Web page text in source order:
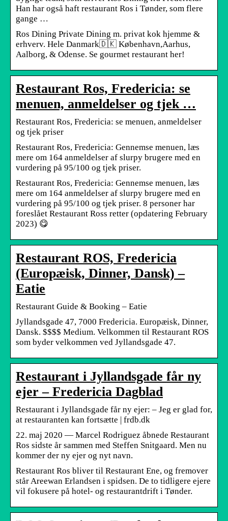
Han har også haft restaurant Ros i Tønder, som flere
gange …
Ros Dining Private Dining m. privat kok hjemme &
erhverv. Hele Danmark🇩🇰 København,Aarhus,
Aalborg, & Odense. Se gourmet restaurant her!
Restaurant Ros, Fredericia: se
menuen, anmeldelser og tjek …
Restaurant Ros, Fredericia: se menuen, anmeldelser
og tjek priser
Restaurant Ros, Fredericia: Gennemse menuen, læs
mere om 164 anmeldelser af slurpy brugere med en
vurdering på 95/100 og tjek priser.
Restaurant Ros, Fredericia: Gennemse menuen, læs
mere om 164 anmeldelser af slurpy brugere med en
vurdering på 95/100 og tjek priser. 8 personer har
foreslået Restaurant Ross retter (opdatering February
2023) 😋
Restaurant ROS, Fredericia
(Europæisk, Dinner, Dansk) –
Eatie
Restaurant Guide & Booking – Eatie
Jyllandsgade 47, 7000 Fredericia. Europæisk, Dinner,
Dansk. $$$$ Medium. Velkommen til Restaurant ROS
som byder velkommen ved Jyllandsgade 47.
Restaurant i Jyllandsgade får ny
ejer – Fredericia Dagblad
Restaurant i Jyllandsgade får ny ejer: – Jeg er glad for,
at restauranten kan fortsætte | frdb.dk
22. maj 2020 — Marcel Rodriguez åbnede Restaurant
Ros sidste år sammen med Steffen Snitgaard. Men nu
kommer der ny ejer og nyt navn.
Restaurant Ros bliver til Restaurant Ene, og fremover
står Areewan Erlandsen i spidsen. De to tidligere ejere
vil fokusere på hotel- og restaurantdrift i Tønder.